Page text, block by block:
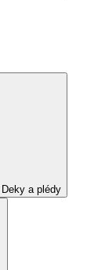
Deky a plédy